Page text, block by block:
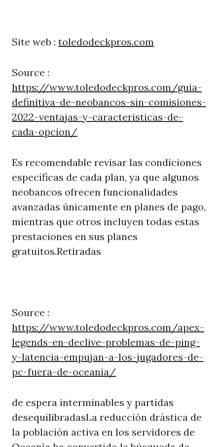
Site web : toledodeckpros.com
Source :
https://www.toledodeckpros.com/guia-
definitiva-de-neobancos-sin-comisiones-
2022-ventajas-y-caracteristicas-de-
cada-opcion/
Es recomendable revisar las condiciones
específicas de cada plan, ya que algunos
neobancos ofrecen funcionalidades
avanzadas únicamente en planes de pago,
mientras que otros incluyen todas estas
prestaciones en sus planes
gratuitos.Retiradas
Source :
https://www.toledodeckpros.com/apex-
legends-en-declive-problemas-de-ping-
y-latencia-empujan-a-los-jugadores-de-
pc-fuera-de-oceania/
de espera interminables y partidas
desequilibradasLa reducción drástica de
la población activa en los servidores de